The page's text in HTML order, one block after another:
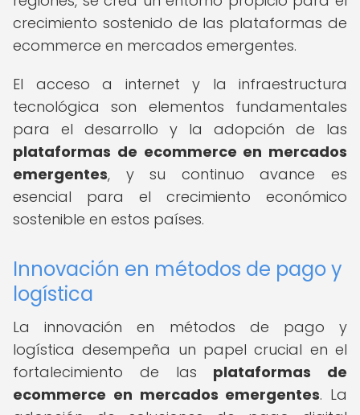
crecimiento sostenido de las plataformas de
ecommerce en mercados emergentes.
El acceso a internet y la infraestructura
tecnológica son elementos fundamentales
para el desarrollo y la adopción de las
plataformas de ecommerce en mercados
emergentes, y su continuo avance es
esencial para el crecimiento económico
sostenible en estos países.
Innovación en métodos de pago y
logística
La innovación en métodos de pago y
logística desempeña un papel crucial en el
fortalecimiento de las plataformas de
ecommerce en mercados emergentes. La